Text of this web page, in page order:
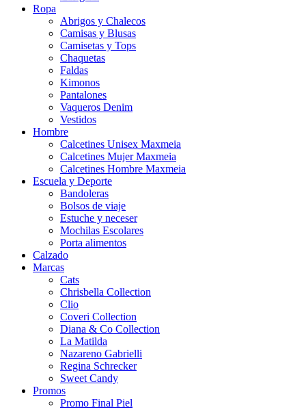
Ropa
Abrigos y Chalecos
Camisas y Blusas
Camisetas y Tops
Chaquetas
Faldas
Kimonos
Pantalones
Vaqueros Denim
Vestidos
Hombre
Calcetines Unisex Maxmeia
Calcetines Mujer Maxmeia
Calcetines Hombre Maxmeia
Escuela y Deporte
Bandoleras
Bolsos de viaje
Estuche y neceser
Mochilas Escolares
Porta alimentos
Calzado
Marcas
Cats
Chrisbella Collection
Clio
Coveri Collection
Diana & Co Collection
La Matilda
Nazareno Gabrielli
Regina Schrecker
Sweet Candy
Promos
Promo Final Piel